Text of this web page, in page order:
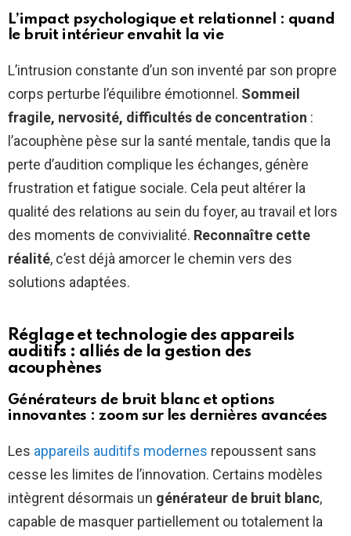
L’impact psychologique et relationnel : quand
le bruit intérieur envahit la vie
L’intrusion constante d’un son inventé par son propre
corps perturbe l’équilibre émotionnel. Sommeil
fragile, nervosité, difficultés de concentration :
l’acouphène pèse sur la santé mentale, tandis que la
perte d’audition complique les échanges, génère
frustration et fatigue sociale. Cela peut altérer la
qualité des relations au sein du foyer, au travail et lors
des moments de convivialité. Reconnaître cette
réalité, c’est déjà amorcer le chemin vers des
solutions adaptées.
Réglage et technologie des appareils
auditifs : alliés de la gestion des
acouphènes
Générateurs de bruit blanc et options
innovantes : zoom sur les dernières avancées
Les appareils auditifs modernes repoussent sans
cesse les limites de l’innovation. Certains modèles
intègrent désormais un générateur de bruit blanc,
capable de masquer partiellement ou totalement la